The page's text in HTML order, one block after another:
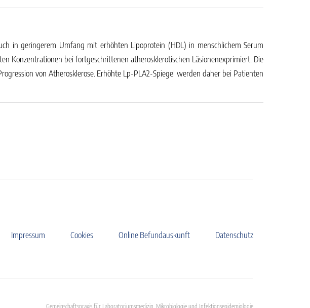
in geringerem Umfang mit erhöhten Lipoprotein (HDL) in menschlichem Serum
Konzentrationen bei fortgeschrittenen atherosklerotischen Läsionenexprimiert. Die
von Atherosklerose. Erhöhte Lp-PLA2-Spiegel werden daher bei Patienten
Impressum Cookies Online Befundauskunft Datenschutz
Gemeinschaftspraxis für Laboratoriumsmedizin, Mikrobiologie und Infektionsepidemiologie